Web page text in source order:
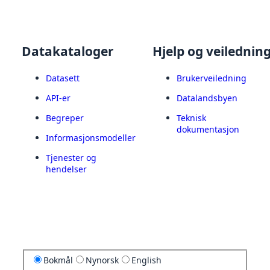
Datakataloger
Datasett
API-er
Begreper
Informasjonsmodeller
Tjenester og
hendelser
Hjelp og
Brukerveiledning
Datalandsbyen
Teknisk
dokumentasjon
Bokmål Nynorsk English